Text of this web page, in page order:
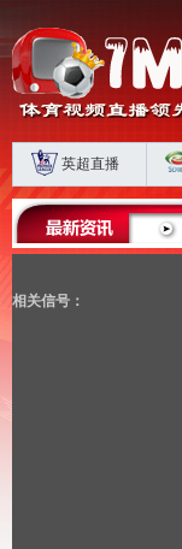
英超直播
？
相关信号：